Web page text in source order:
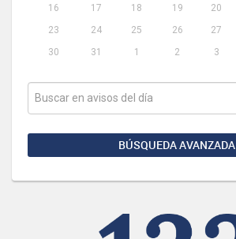
16
17 18 19 20
23
24 25 26 27
30
31 1 2 3
BÚSQUEDA AVANZADA